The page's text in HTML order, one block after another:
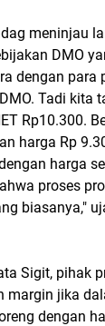
meninjau
DMO
dengan para
Tadi kita
Rp10.300.
harga Rp
harga
proses
biasanya,"
Sigit, pihak
margin jika
dengan